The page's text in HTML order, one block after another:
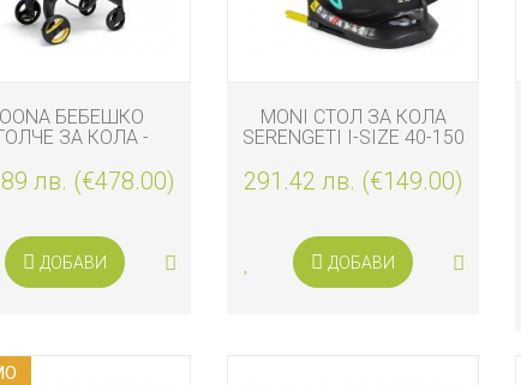
БЕБЕШКО
ЗА КОЛА -
BLUSH PINK
лв. (€478.00)
ДОБАВИ
MONI СТОЛ ЗА КОЛА
SERENGETI I-SIZE 40-150
291.42 лв. (€149.00)
ДОБАВИ